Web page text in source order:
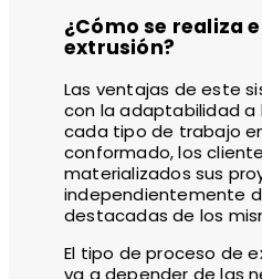
¿Cómo se realiza
extrusión?
Las ventajas de este
con la adaptabilidad a
cada tipo de trabajo
conformado, los
materializados sus
independientemente
destacadas de los
El tipo de proceso de
va a depender de las